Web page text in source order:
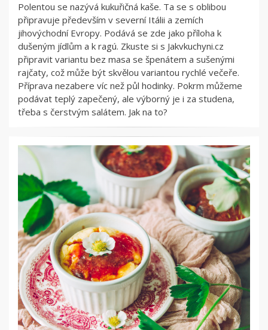
Polentou se nazývá kukuřičná kaše. Ta se s oblibou
připravuje především v severní Itálii a zemích
jihovýchodní Evropy. Podává se zde jako příloha k
dušeným jídlům a k ragú. Zkuste si s Jakvkuchyni.cz
připravit variantu bez masa se špenátem a sušenými
rajčaty, což může být skvělou variantou rychlé večeře.
Příprava nezabere víc než půl hodinky. Pokrm můžeme
podávat teplý zapečený, ale výborný je i za studena,
třeba s čerstvým salátem. Jak na to?